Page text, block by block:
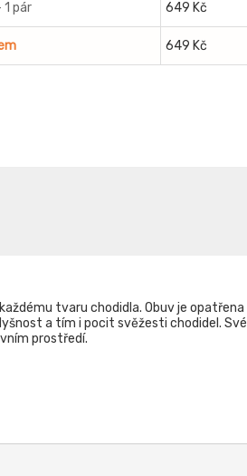
1 pár 649 Kč
649 Kč
tvaru chodidla. Obuv je opatřena
a tím i pocit svěžesti chodidel. Své
prostředí.